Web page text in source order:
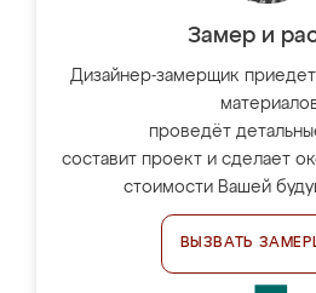
Замер и
Дизайнер-замерщик
проведёт
составит проект и сделает
стоимости Вашей
ВЫЗВАТЬ